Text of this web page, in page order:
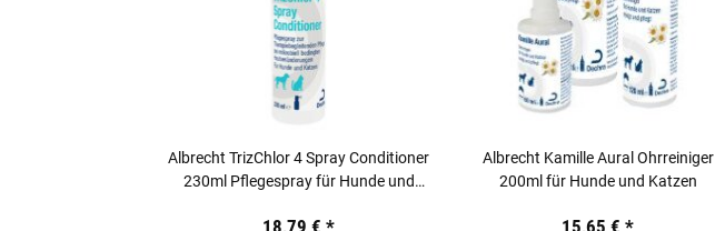
Albrecht TrizChlor 4 Spray Conditioner
230ml Pflegespray für Hunde und
Albrecht Kamille Aural Ohrreiniger
200ml für Hunde und Katzen